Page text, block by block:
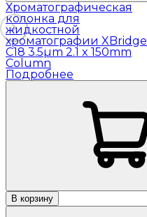
Хроматографическая
колонка для
жидкостной
хроматографии XBridge
C18 3.5µm 2.1 x 150mm
Column
Подробнее
В корзину